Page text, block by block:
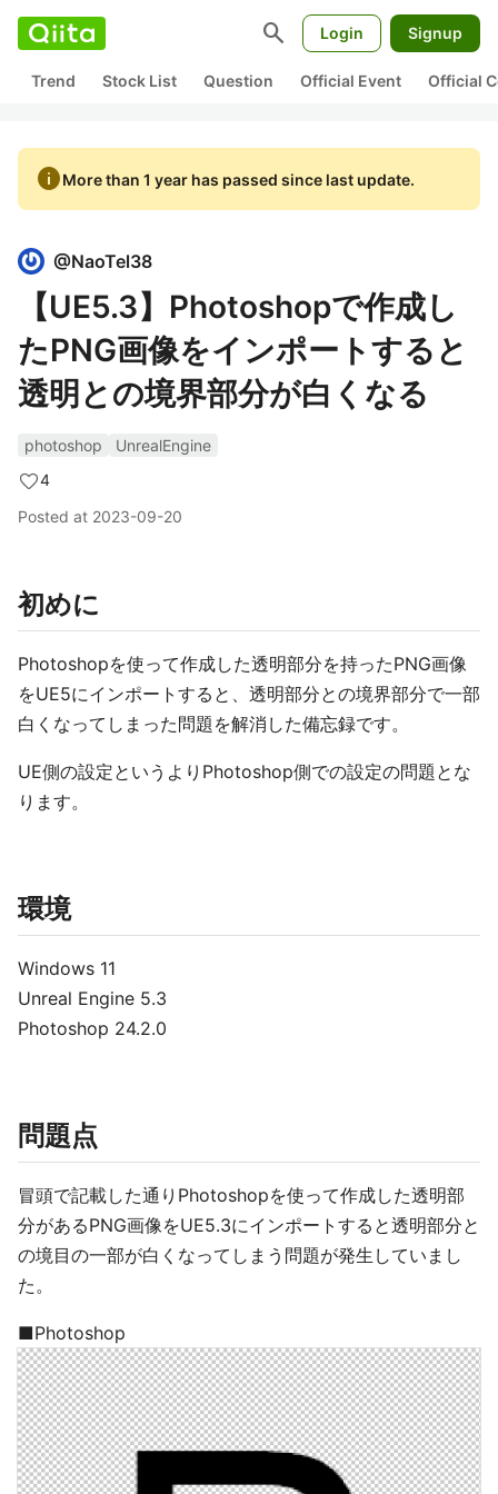
search Login Signup
Trend Stock List Question Official Event Official
infoMore than 1 year has passed since last update.
@NaoTel38
【UE5.3】Photoshopで作成し
たPNG画像をインポートすると
透明との境界部分が白くなる
photoshop
UnrealEngine
4
Posted at 2023-09-20
初めに
Photoshopを使って作成した透明部分を持ったPNG画像
をUE5にインポートすると、透明部分との境界部分で一部
白くなってしまった問題を解消した備忘録です。
UE側の設定というよりPhotoshop側での設定の問題とな
ります。
環境
Windows 11
Unreal Engine 5.3
Photoshop 24.2.0
問題点
冒頭で記載した通りPhotoshopを使って作成した透明部
分があるPNG画像をUE5.3にインポートすると透明部分と
の境目の一部が白くなってしまう問題が発生していまし
た。
■Photoshop